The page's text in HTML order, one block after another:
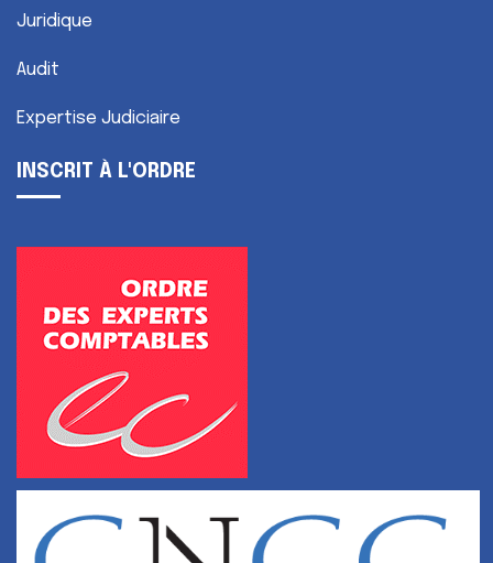
Juridique
Audit
Expertise Judiciaire
INSCRIT À L'ORDRE